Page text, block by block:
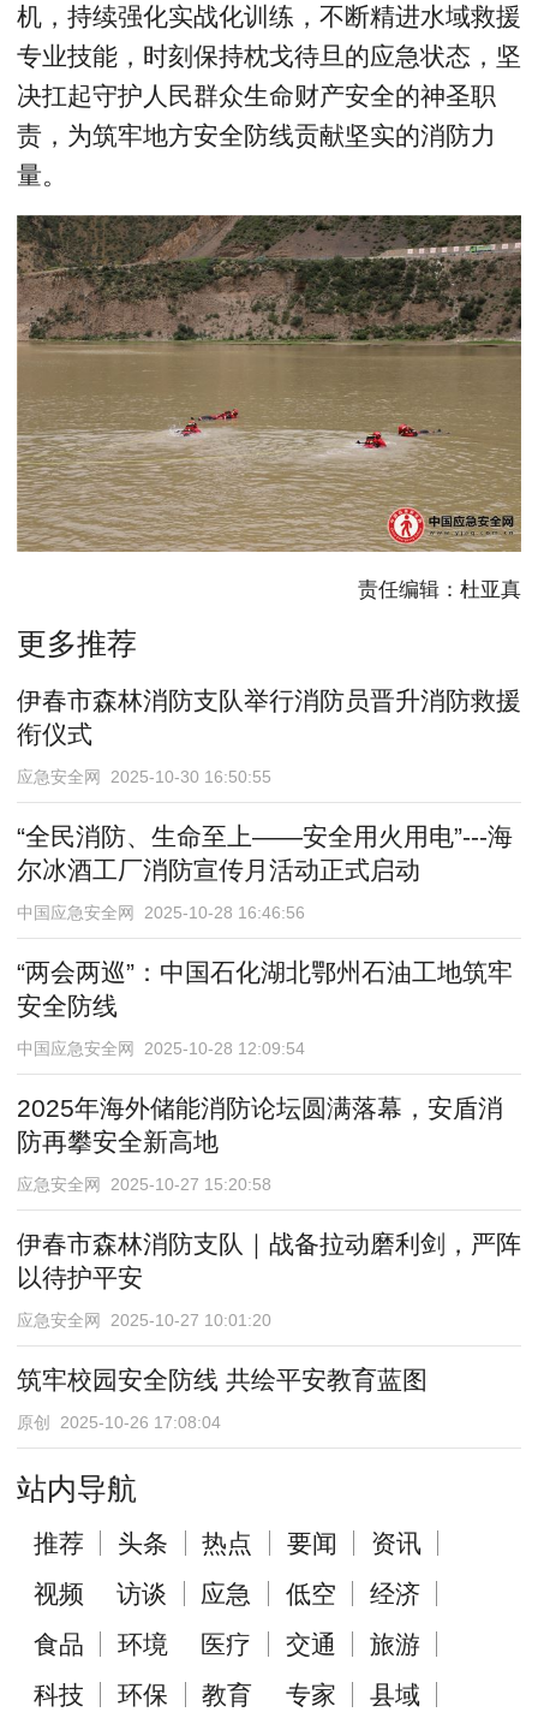
机，持续强化实战化训练，不断精进水域救援
专业技能，时刻保持枕戈待旦的应急状态，坚
决扛起守护人民群众生命财产安全的神圣职
责，为筑牢地方安全防线贡献坚实的消防力
量。
责任编辑：杜亚真
更多推荐
伊春市森林消防支队举行消防员晋升消防救援
衔仪式
应急安全网 2025-10-30 16:50:55
“全民消防、生命至上——安全用火用电”---海
尔冰酒工厂消防宣传月活动正式启动
中国应急安全网 2025-10-28 16:46:56
“两会两巡”：中国石化湖北鄂州石油工地筑牢
安全防线
中国应急安全网 2025-10-28 12:09:54
2025年海外储能消防论坛圆满落幕，安盾消
防再攀安全新高地
应急安全网 2025-10-27 15:20:58
伊春市森林消防支队｜战备拉动磨利剑，严阵
以待护平安
应急安全网 2025-10-27 10:01:20
筑牢校园安全防线 共绘平安教育蓝图
原创 2025-10-26 17:08:04
站内导航
推荐 头条 热点 要闻
资讯
视频
访谈 应急 低空
经济
食品
环境 医疗 交通
旅游
科技
环保 教育 专家 县域